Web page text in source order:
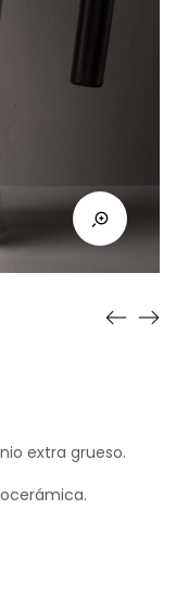
extra grueso.